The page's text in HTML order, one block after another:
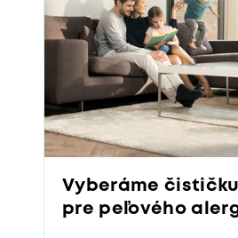
Vyberáme
pre peľového